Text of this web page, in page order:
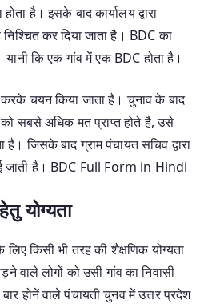
है। इसके बाद कार्यालय द्वारा
कर दिया जाता है। BDC का
कि एक गांव में एक BDC होता है।
करके चयन किया जाता है। चुनाव के बाद
सबसे अधिक मत प्राप्त होते है, उसे
जिसके बाद ग्राम पंचायत सचिव द्वारा
जाती है। BDC Full Form in Hindi
योग्यता
किसी भी तरह की शैक्षणिक योग्यता
वाले लोगों को उसी गांव का निवासी
होनें वाले पंचायती चुनव में उत्तर प्रदेश